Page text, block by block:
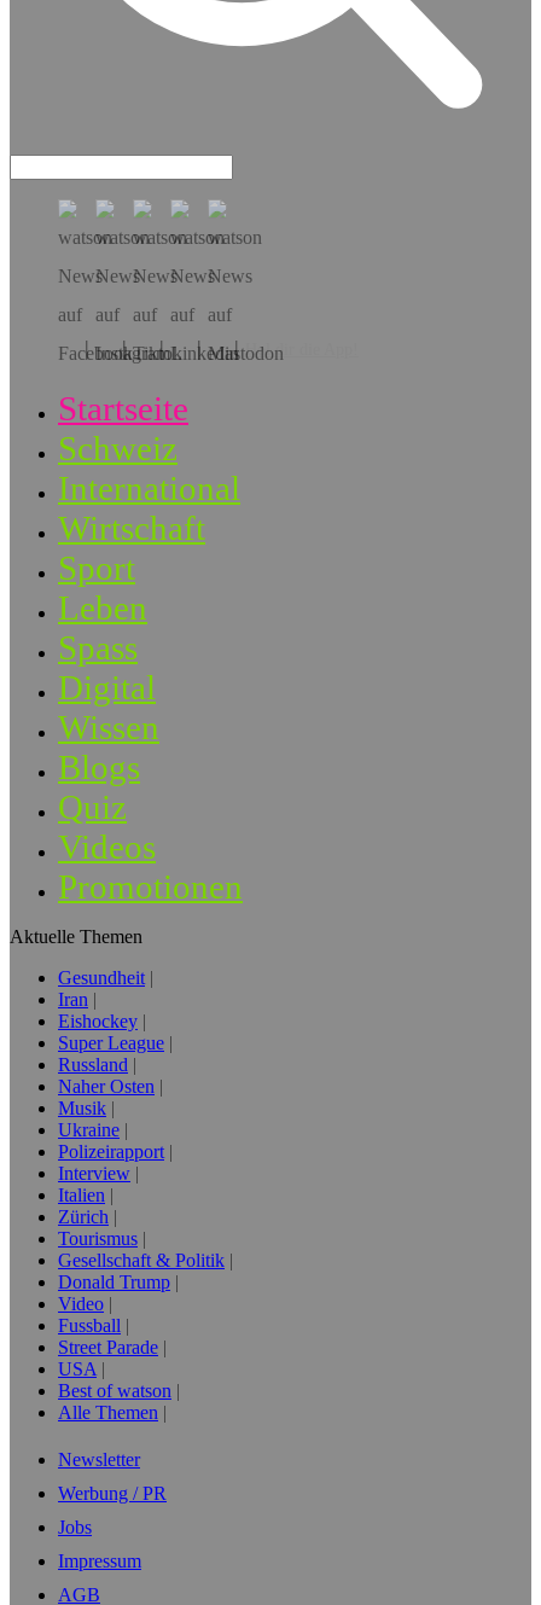
Hol dir die App!
Startseite
Schweiz
International
Wirtschaft
Sport
Leben
Spass
Digital
Wissen
Blogs
Quiz
Videos
Promotionen
Aktuelle Themen
Gesundheit
Iran
Eishockey
Super League
Russland
Naher Osten
Musik
Ukraine
Polizeirapport
Interview
Italien
Zürich
Tourismus
Gesellschaft & Politik
Donald Trump
Video
Fussball
Street Parade
USA
Best of watson
Alle Themen
Newsletter
Werbung / PR
Jobs
Impressum
AGB